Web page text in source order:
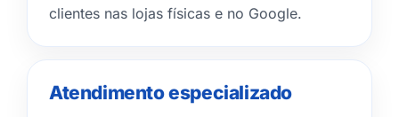
clientes nas lojas físicas e no Google.
Atendimento especializado